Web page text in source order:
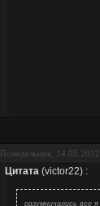
Понедельник,
Цитата (victor22) :
разумничались